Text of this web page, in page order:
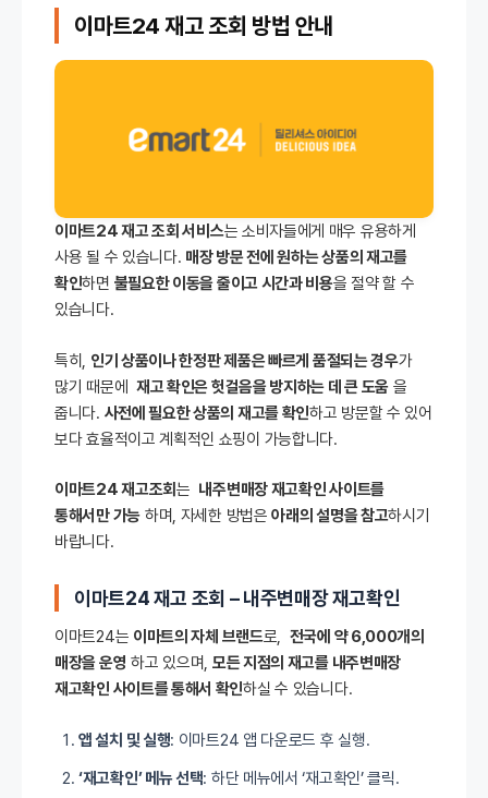
이마트24 재고 조회 방법 안내
이마트24 재고 조회 서비스는 소비자들에게 매우 유용하게
사용 될 수 있습니다. 매장 방문 전에 원하는 상품의 재고를
확인하면 불필요한 이동을 줄이고 시간과 비용을 절약 할 수
있습니다.
특히, 인기 상품이나 한정판 제품은 빠르게 품절되는 경우가
많기 때문에
재고 확인은 헛걸음을 방지하는 데 큰 도움 을
줍니다. 사전에 필요한 상품의 재고를 확인하고 방문할 수 있어
보다 효율적이고 계획적인 쇼핑이 가능합니다.
이마트24 재고조회는 내주변매장 재고확인 사이트를
통해서만 가능 하며, 자세한 방법은아래의 설명을 참고하시기
바랍니다.
이마트24 재고 조회 – 내주변매장 재고확인
이마트24는 이마트의 자체 브랜드로, 전국에 약 6,000개의
매장을 운영 하고 있으며, 모든 지점의 재고를 내주변매장
재고확인 사이트를 통해서 확인하실 수 있습니다.
앱 설치 및 실행: 이마트24 앱 다운로드 후 실행.
‘재고확인’ 메뉴 선택: 하단 메뉴에서 ‘재고확인’ 클릭.